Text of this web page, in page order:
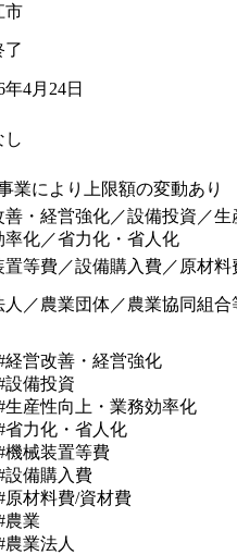
市
了
年4月24日
し
業により上限額の変動あり
善・経営強化／設備投資／生
率化／省力化・省人化
置等費／設備購入費／原材料
人／農業団体／農業協同組合
経営改善・経営強化
設備投資
生産性向上・業務効率化
省力化・省人化
機械装置等費
設備購入費
原材料費/資材費
農業
農業法人